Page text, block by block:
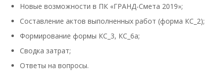
Новые возможности в ПК «ГРАНД-Смета 2019»;
Составление актов выполненных работ (форма КС_2);
Формирование формы КС_3, КС_6а;
Сводка затрат;
Ответы на вопросы.